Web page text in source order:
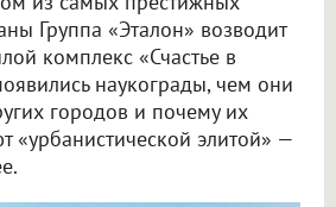
Группа «Эталон» возводит
комплекс «Счастье в
наукограды, чем они
городов и почему их
«урбанистической элитой» —